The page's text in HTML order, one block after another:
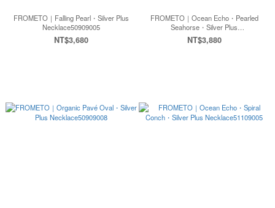
FROMETO｜Falling Pearl・Silver Plus
Necklace50909005
NT$3,680
FROMETO｜Ocean Echo・Pearled
Seahorse・Silver Plus
Necklace51109002
NT$3,880